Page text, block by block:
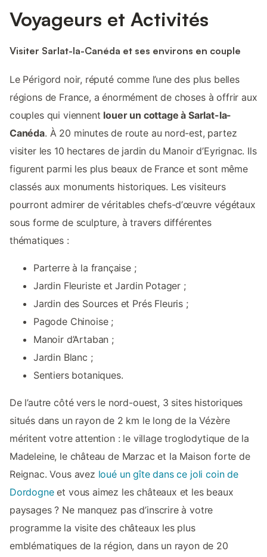
Voyageurs et Activités
Visiter Sarlat-la-Canéda et ses environs en couple
Le Périgord noir, réputé comme l’une des plus belles
régions de France, a énormément de choses à offrir aux
couples qui viennent louer un cottage à Sarlat-la-
Canéda. À 20 minutes de route au nord-est, partez
visiter les 10 hectares de jardin du Manoir d’Eyrignac. Ils
figurent parmi les plus beaux de France et sont même
classés aux monuments historiques. Les visiteurs
pourront admirer de véritables chefs-d’œuvre végétaux
sous forme de sculpture, à travers différentes
thématiques :
Parterre à la française ;
Jardin Fleuriste et Jardin Potager ;
Jardin des Sources et Prés Fleuris ;
Pagode Chinoise ;
Manoir d’Artaban ;
Jardin Blanc ;
Sentiers botaniques.
De l’autre côté vers le nord-ouest, 3 sites historiques
situés dans un rayon de 2 km le long de la Vézère
méritent votre attention : le village troglodytique de la
Madeleine, le château de Marzac et la Maison forte de
Reignac. Vous avez loué un gîte dans ce joli coin de
Dordogneet vous aimez les châteaux et les beaux
paysages ? Ne manquez pas d’inscrire à votre
programme la visite des châteaux les plus
emblématiques de la région, dans un rayon de 20